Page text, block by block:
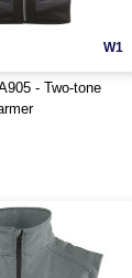
W1
- Two-tone